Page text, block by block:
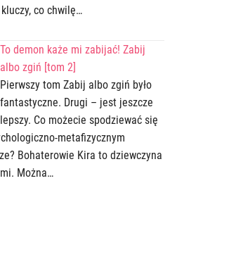
co chwilę…
To demon każe mi zabijać! Zabij
albo zgiń [tom 2]
Pierwszy tom Zabij albo zgiń było
fantastyczne. Drugi – jest jeszcze
lepszy. Co możecie spodziewać się
metafizycznym
Bohaterowie Kira to dziewczyna
Można…